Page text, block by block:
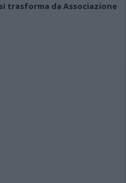
trasforma da Associazione